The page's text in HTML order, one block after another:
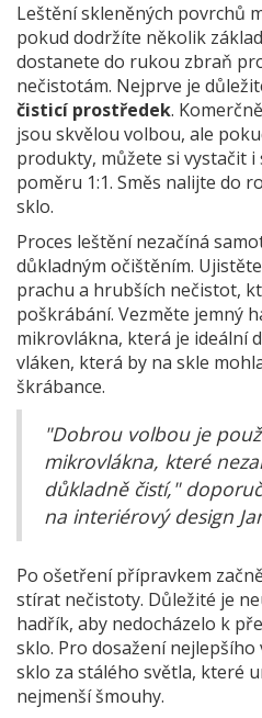
Leštění skleněných povrchů
pokud dodržíte několik
dostanete do rukou zbraň
nečistotám. Nejprve je
čisticí prostředek.
jsou skvělou volbou, ale
produkty, můžete si vystačit i
poměru 1:1. Směs nalijte do
sklo.
Proces leštění nezačíná
důkladným očištěním.
prachu a hrubších nečistot,
poškrábání. Vezměte jemný
mikrovlákna, která je ideální
vláken, která by na skle
škrábance.
"Dobrou volbou je
mikrovlákna, které
důkladně čistí,"
na interiérový design
Po ošetření přípravkem
stírat nečistoty. Důležité je
hadřík, aby nedocházelo k
sklo. Pro dosažení
sklo za stálého světla, které
nejmenší šmouhy.